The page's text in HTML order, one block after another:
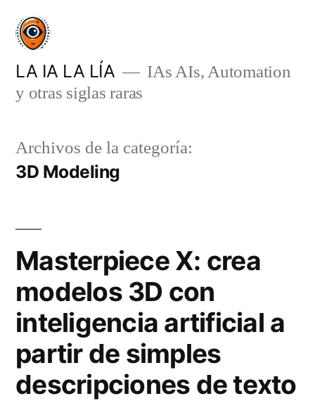
Saltar
contenido
LA IA LA LÍA
IAs AIs, Automation
y otras siglas raras
Archivos de la categoría:
3D Modeling
Masterpiece X: crea
modelos 3D con
inteligencia artificial a
partir de simples
descripciones de texto